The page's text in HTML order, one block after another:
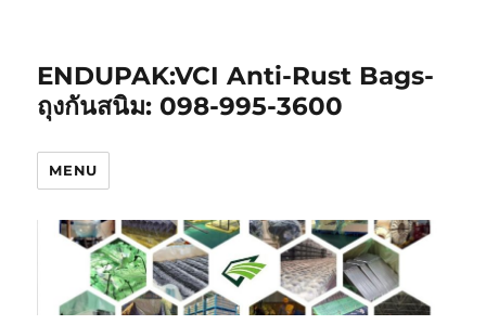
ENDUPAK:VCI Anti-Rust Bags-
ถุงกันสนิม: 098-995-3600
MENU